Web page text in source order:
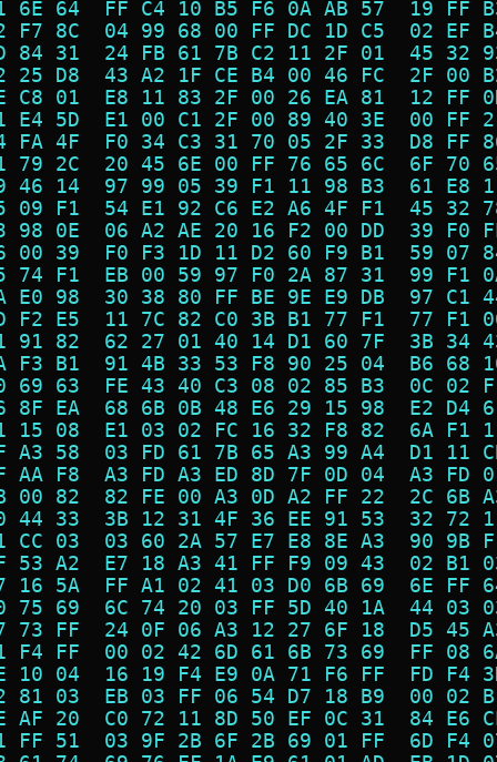
6E 64  FF C4 10 B5 F6 0A AB 57  19
F7 8C  04 99 68 00 FF DC 1D C5  02
84 31  24 FB 61 7B C2 11 2F 01  45
25 D8  43 A2 1F CE B4 00 46 FC  2F
C8 01  E8 11 83 2F 00 26 EA 81  12
E4 5D  E1 00 C1 2F 00 89 40 3E  00
FA 4F  F0 34 C3 31 70 05 2F 33  D8
79 2C  20 45 6E 00 FF 76 65 6C  6F
46 14  97 99 05 39 F1 11 98 B3  61
09 F1  54 E1 92 C6 E2 A6 4F F1  45
98 0E  06 A2 AE 20 16 F2 00 DD  39
00 39  F0 F3 1D 11 D2 60 F9 B1  59
74 F1  EB 00 59 97 F0 2A 87 31  99
E0 98  30 38 80 FF BE 9E E9 DB  97
F2 E5  11 7C 82 C0 3B B1 77 F1  77
91 82  62 27 01 40 14 D1 60 7F  3B
F3 B1  91 4B 33 53 F8 90 25 04  B6
69 63  FE 43 40 C3 08 02 85 B3  0C
8F EA  68 6B 0B 48 E6 29 15 98  E2
15 08  E1 03 02 FC 16 32 F8 82  6A
A3 58  03 FD 61 7B 65 A3 99 A4  D1
AA F8  A3 FD A3 ED 8D 7F 0D 04  A3
00 82  82 FE 00 A3 0D A2 FF 22  2C
44 33  3B 12 31 4F 36 EE 91 53  32
CC 03  03 60 2A 57 E7 E8 8E A3  90
53 A2  E7 18 A3 41 FF F9 09 43  02
16 5A  FF A1 02 41 03 D0 6B 69  6E
75 69  6C 74 20 03 FF 5D 40 1A  44
73 FF  24 0F 06 A3 12 27 6F 18  D5
F4 FF  00 02 42 6D 61 6B 73 69  FF
10 04  16 19 F4 E9 0A 71 F6 FF  FD
81 03  EB 03 FF 06 54 D7 18 B9  00
AF 20  C0 72 11 8D 50 EF 0C 31  84
FF 51  03 9F 2B 6F 2B 69 01 FF  6D